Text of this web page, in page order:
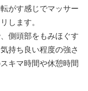
がす感じでマッサー
します。
側頭部をもみほぐす
持ち良い程度の強さ
キマ時間や休憩時間